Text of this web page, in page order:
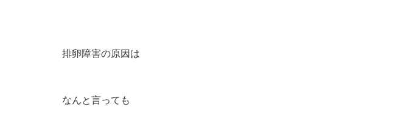
排卵障害の原因は
なんと言っても